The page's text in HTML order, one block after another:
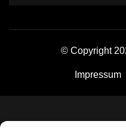
© Copyright
Impressum